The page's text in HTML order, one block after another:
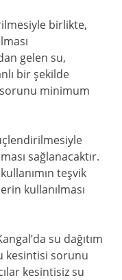
birlikte,
gelen su,
bir şekilde
sorunu minimum
sağlanacaktır.
teşvik
kullanılması
su dağıtım
kesintisi sorunu
kesintisiz su